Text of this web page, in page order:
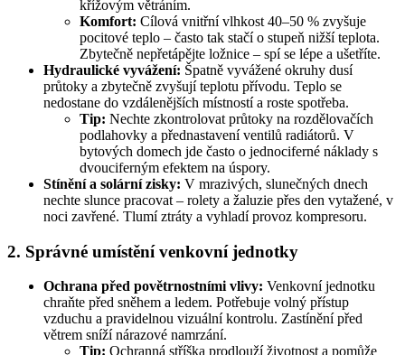
křížovým větráním.
Komfort: Cílová vnitřní vlhkost 40–50 % zvyšuje
pocitové teplo – často tak stačí o stupeň nižší teplota.
Zbytečně nepřetápějte ložnice – spí se lépe a ušetříte.
Hydraulické vyvážení: Špatně vyvážené okruhy dusí
průtoky a zbytečně zvyšují teplotu přívodu. Teplo se
nedostane do vzdálenějších místností a roste spotřeba.
Tip: Nechte zkontrolovat průtoky na rozdělovačích
podlahovky a přednastavení ventilů radiátorů. V
bytových domech jde často o jednociferné náklady s
dvouciferným efektem na úspory.
Stínění a solární zisky: V mrazivých, slunečných dnech
nechte slunce pracovat – rolety a žaluzie přes den vytažené, v
noci zavřené. Tlumí ztráty a vyhladí provoz kompresoru.
2. Správné umístění venkovní jednotky
Ochrana před povětrnostními vlivy: Venkovní jednotku
chraňte před sněhem a ledem. Potřebuje volný přístup
vzduchu a pravidelnou vizuální kontrolu. Zastínění před
větrem sníží nárazové namrzání.
Tip: Ochranná stříška prodlouží životnost a pomůže